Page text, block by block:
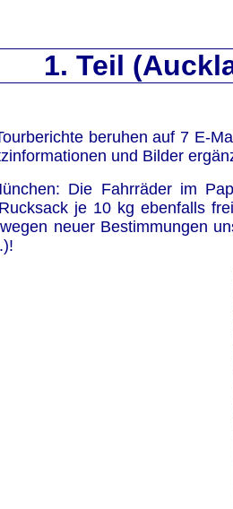
1. Teil
beruhen auf 7 E-
und Bilder
Die Fahrräder im
je 10 kg ebenfalls
neuer Bestimmungen